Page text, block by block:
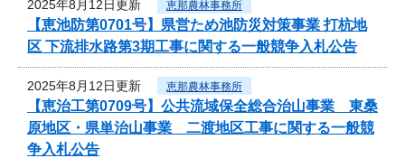
2025年8月12日更新 恵那農林事務所
【恵池防第0701号】県営ため池防災対策事業 打杭地
区 下流排水路第3期工事に関する一般競争入札公告
2025年8月12日更新 恵那農林事務所
【恵治工第0709号】公共流域保全総合治山事業 東桑
原地区・県単治山事業 二渡地区工事に関する一般競
争入札公告